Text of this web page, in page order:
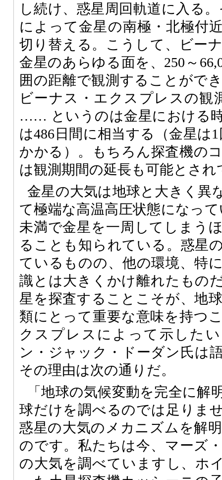
し続け、惑星周回軌道に入る
によって金星の南極・北極付
切り替える。こうして、ビー
金星のあらゆる面を、250～
囲の距離で観測することがで
ビーナス・エクスプレスの観
…… というのは金星における
は486日間に相当する（金星は
かかる）。もちろん探査機の
は観測期間の延長も可能とされ
金星の大気は地球と大きく異
て極端な高温高圧状態になっ
未満で金星を一周してしまう
ることも知られている。惑星
ているものの、他の環境、特
識とは大きくかけ離れたもの
星を探査することこそが、地
類にとって重要な意味を持つ
クスプレスによって示した
ン・ジャック・ドーダン氏は
その理由は次の通りだ。
「地球の気候変動を完全に解
球だけを調べるのでは足りま
惑星の大気のメカニズムを解
のです。私たちは今、マーズ
の大気を調べていますし、ホ